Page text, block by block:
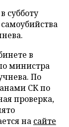
субботу
в
министра
По
СК по
проверка,
на сайте